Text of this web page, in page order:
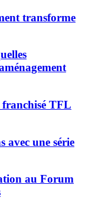
transforme
franchisé TFL
avec une série
au Forum